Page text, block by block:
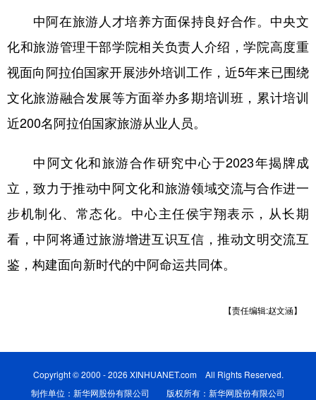
中阿在旅游人才培养方面保持良好合作。中央文
化和旅游管理干部学院相关负责人介绍，学院高度重
视面向阿拉伯国家开展涉外培训工作，近5年来已围绕
文化旅游融合发展等方面举办多期培训班，累计培训
近200名阿拉伯国家旅游从业人员。
中阿文化和旅游合作研究中心于2023年揭牌成
立，致力于推动中阿文化和旅游领域交流与合作进一
步机制化、常态化。中心主任侯宇翔表示，从长期
看，中阿将通过旅游增进互识互信，推动文明交流互
鉴，构建面向新时代的中阿命运共同体。
【责任编辑:赵文涵】
Copyright © 2000 - 2026 XINHUANET.com All Rights Reserved.
制作单位：新华网股份有限公司 版权所有：新华网股份有限公司